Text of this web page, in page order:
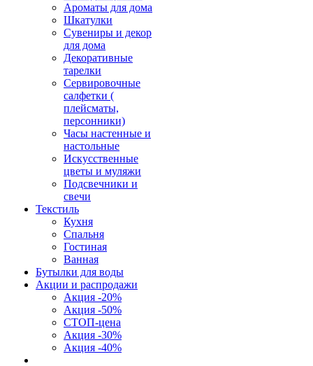
Ароматы для дома
Шкатулки
Сувениры и декор
для дома
Декоративные
тарелки
Сервировочные
салфетки (
плейсматы,
персонники)
Часы настенные и
настольные
Искусственные
цветы и муляжи
Подсвечники и
свечи
Текстиль
Кухня
Спальня
Гостиная
Ванная
Бутылки для воды
Акции и распродажи
Акция -20%
Акция -50%
СТОП-цена
Акция -30%
Акция -40%